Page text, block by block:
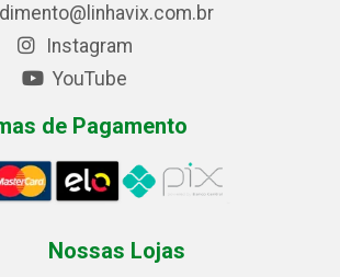
Instagram
YouTube
de Pagamento
Nossas Lojas